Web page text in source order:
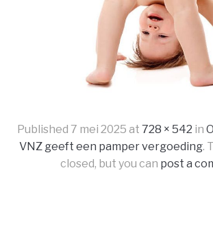
Published 7 mei 2025 at 728 × 542 in
VNZ geeft een pamper vergoeding.
closed, but you can post a